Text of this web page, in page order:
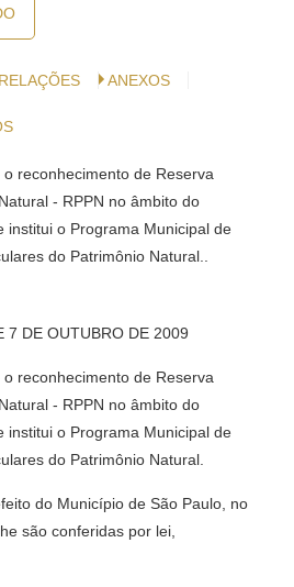
ANEXOS
reconhecimento de Reserva
- RPPN no âmbito do
institui o Programa Municipal de
do Patrimônio Natural..
7 DE OUTUBRO DE 2009
reconhecimento de Reserva
- RPPN no âmbito do
institui o Programa Municipal de
do Patrimônio Natural.
do Município de São Paulo, no
são conferidas por lei,